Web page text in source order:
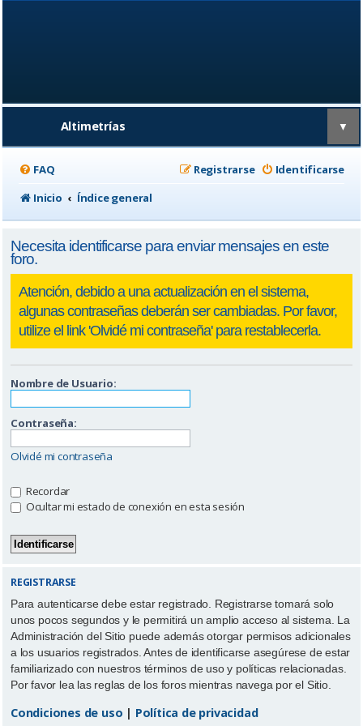
Altimetrías ▼
FAQ Identificarse
Registrarse
Inicio
Índice general
Necesita identificarse para enviar mensajes en este
foro.
Nombre de Usuario:
Contraseña:
Olvidé mi contraseña
Recordar
Ocultar mi estado de conexión en esta sesión
REGISTRARSE
Para autenticarse debe estar registrado. Registrarse tomará solo
unos pocos segundos y le permitirá un amplio acceso al sistema. La
Administración del Sitio puede además otorgar permisos adicionales
a los usuarios registrados. Antes de identificarse asegúrese de estar
familiarizado con nuestros términos de uso y políticas relacionadas.
Por favor lea las reglas de los foros mientras navega por el Sitio.
Condiciones de uso | Política de privacidad